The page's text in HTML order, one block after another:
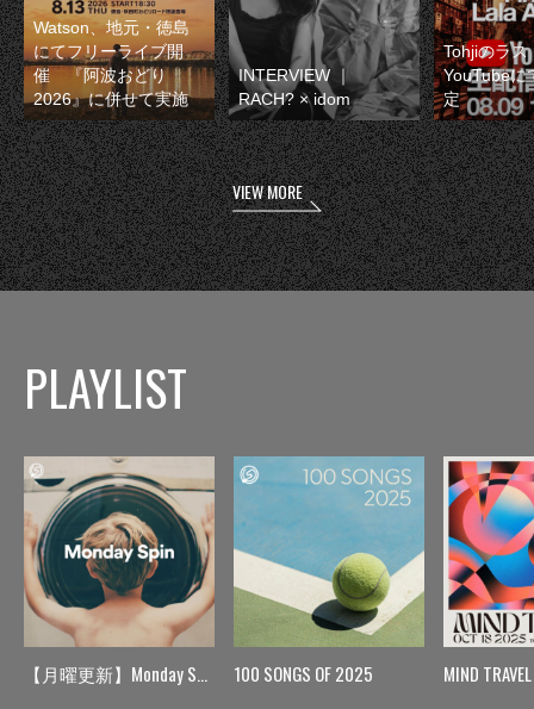
Watson、地元・徳島
にてフリーライブ開
催 『阿波おどり
2026』に併せて実施
INTERVIEW ｜
RACH? × idom
Tohjiのラス
YouTubeに
定
VIEW MORE
PLAYLIST
【月曜更新】Monday Spin 100 SONGS OF 2025 MIND TRAVEL